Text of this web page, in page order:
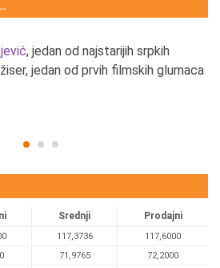
, jedan od najstarijih srpkih
jedan od prvih filmskih glumaca
Srednji Prodajni
117,3736
117,6000
71,9765
72,2000